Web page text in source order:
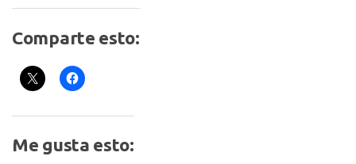
Comparte esto:
Me gusta esto: